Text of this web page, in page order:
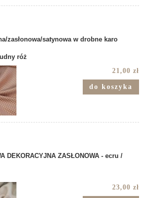
zasłonowa/satynowa w drobne karo
róż
21,00 zł
do koszyka
DEKORACYJNA ZASŁONOWA - ecru /
23,00 zł